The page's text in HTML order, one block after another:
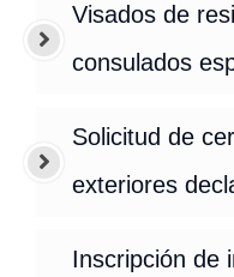
Visados de
consulados
Solicitud de
exteriores
Inscripción de